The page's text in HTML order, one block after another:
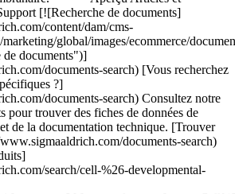
[![Recherche de documents]
content/dam/cms-
global/images/ecommerce/
de documents")]
documents-search) [Vous recherchez
?]
documents-search) Consultez notre
pour trouver des fiches de données de
de la documentation technique. [Trouver
documents-search)
search/cell-%26-developmental-